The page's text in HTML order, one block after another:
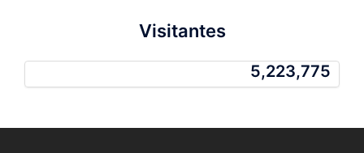
Visitantes
5,223,775
5,223,775